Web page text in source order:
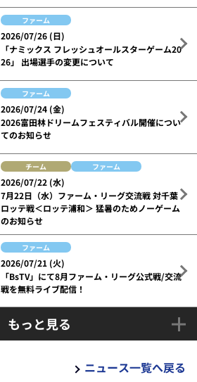
ファーム
2026/07/26 (日)
「ナミックス フレッシュオールスターゲーム20
26」 出場選手の変更について
ファーム
2026/07/24 (金)
2026富田林ドリームフェスティバル開催につい
てのお知らせ
チーム ファーム
2026/07/22 (水)
7月22日（水）ファーム・リーグ交流戦 対千葉
ロッテ戦＜ロッテ浦和＞ 猛暑のためノーゲーム
のお知らせ
ファーム
2026/07/21 (火)
「BsTV」にて8月ファーム・リーグ公式戦/交流
戦を無料ライブ配信！
もっと見る
ニュース一覧へ戻る